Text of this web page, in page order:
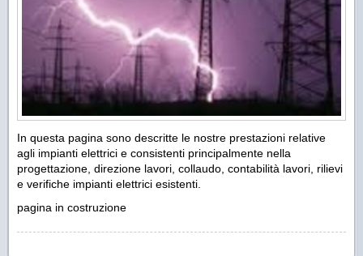
In questa pagina sono descritte le nostre prestazioni relative
agli impianti elettrici e consistenti principalmente nella
progettazione, direzione lavori, collaudo, contabilità lavori, rilievi
e verifiche impianti elettrici esistenti.
pagina in costruzione